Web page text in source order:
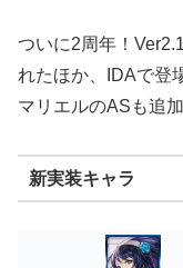
ついに2周年！
れたほか、IDAで登
マリエルのASも追
新実装キャラ